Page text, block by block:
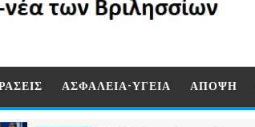
ΑΣΦΑΛΕΙΑ-ΥΓΕΙΑ ΑΠΟΨΗ